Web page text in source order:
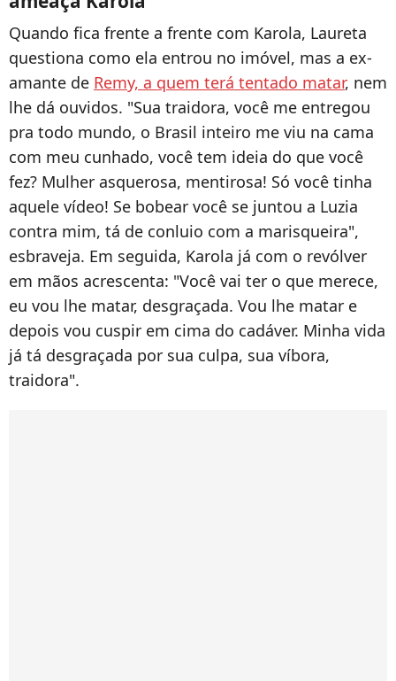
Quando fica frente a frente com Karola, Laureta
questiona como ela entrou no imóvel, mas a ex-
amante de Remy, a quem terá tentado matar, nem
lhe dá ouvidos. "Sua traidora, você me entregou
pra todo mundo, o Brasil inteiro me viu na cama
com meu cunhado, você tem ideia do que você
fez? Mulher asquerosa, mentirosa! Só você tinha
aquele vídeo! Se bobear você se juntou a Luzia
contra mim, tá de conluio com a marisqueira",
esbraveja. Em seguida, Karola já com o revólver
em mãos acrescenta: "Você vai ter o que merece,
eu vou lhe matar, desgraçada. Vou lhe matar e
depois vou cuspir em cima do cadáver. Minha vida
já tá desgraçada por sua culpa, sua víbora,
traidora".